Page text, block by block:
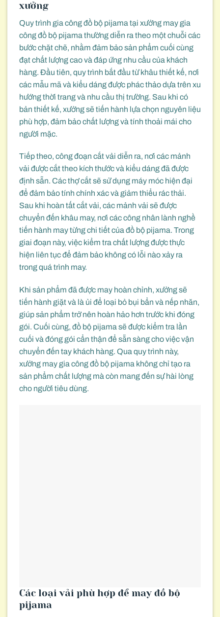
xưởng
Quy trình gia công đồ bộ pijama tại xưởng may gia
công đồ bộ pijama thường diễn ra theo một chuỗi các
bước chặt chẽ, nhằm đảm bảo sản phẩm cuối cùng
đạt chất lượng cao và đáp ứng nhu cầu của khách
hàng. Đầu tiên, quy trình bắt đầu từ khâu thiết kế, nơi
các mẫu mã và kiểu dáng được phác thảo dựa trên xu
hướng thời trang và nhu cầu thị trường. Sau khi có
bản thiết kế, xưởng sẽ tiến hành lựa chọn nguyên liệu
phù hợp, đảm bảo chất lượng và tính thoải mái cho
người mặc.
Tiếp theo, công đoạn cắt vải diễn ra, nơi các mảnh
vải được cắt theo kích thước và kiểu dáng đã được
định sẵn. Các thợ cắt sẽ sử dụng máy móc hiện đại
để đảm bảo tính chính xác và giảm thiểu rác thải.
Sau khi hoàn tất cắt vải, các mảnh vải sẽ được
chuyển đến khâu may, nơi các công nhân lành nghề
tiến hành may từng chi tiết của đồ bộ pijama. Trong
giai đoạn này, việc kiểm tra chất lượng được thực
hiện liên tục để đảm bảo không có lỗi nào xảy ra
trong quá trình may.
Khi sản phẩm đã được may hoàn chỉnh, xưởng sẽ
tiến hành giặt và là ủi để loại bỏ bụi bẩn và nếp nhăn,
giúp sản phẩm trở nên hoàn hảo hơn trước khi đóng
gói. Cuối cùng, đồ bộ pijama sẽ được kiểm tra lần
cuối và đóng gói cẩn thận để sẵn sàng cho việc vận
chuyển đến tay khách hàng. Qua quy trình này,
xưởng may gia công đồ bộ pijama không chỉ tạo ra
sản phẩm chất lượng mà còn mang đến sự hài lòng
cho người tiêu dùng.
Các loại vải phù hợp để may đồ bộ
pijama